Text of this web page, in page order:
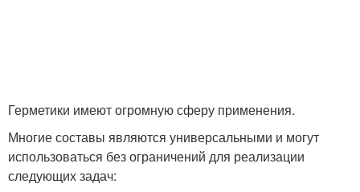
Герметики имеют огромную сферу применения.
Многие составы являются универсальными и могут
использоваться без ограничений для реализации
следующих задач: